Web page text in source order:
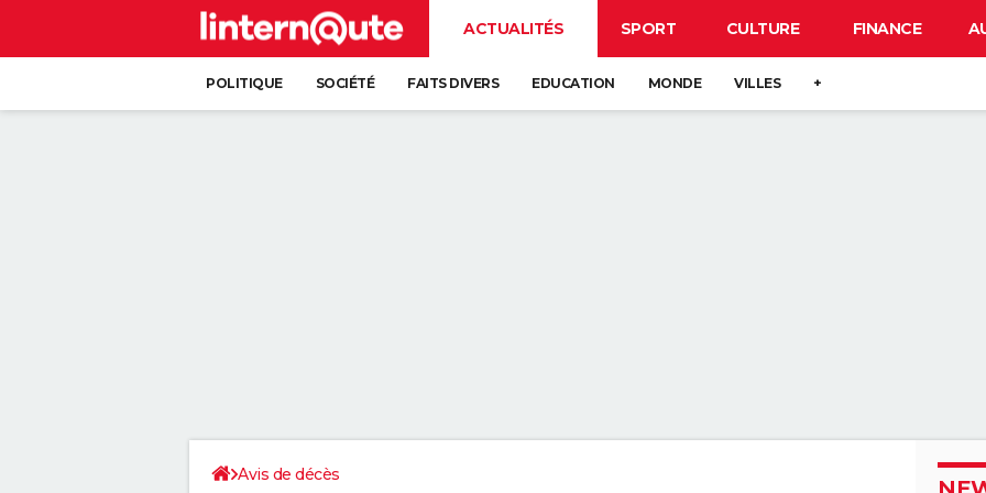
ACTUALITÉS SPORT CULTURE FINANCE
POLITIQUE SOCIÉTÉ FAITS DIVERS EDUCATION MONDE VILLES +
Avis de décès